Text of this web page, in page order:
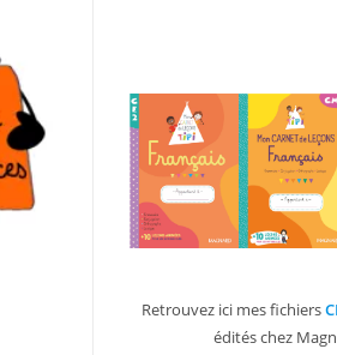
Retrouvez ici mes fichiers
édités chez